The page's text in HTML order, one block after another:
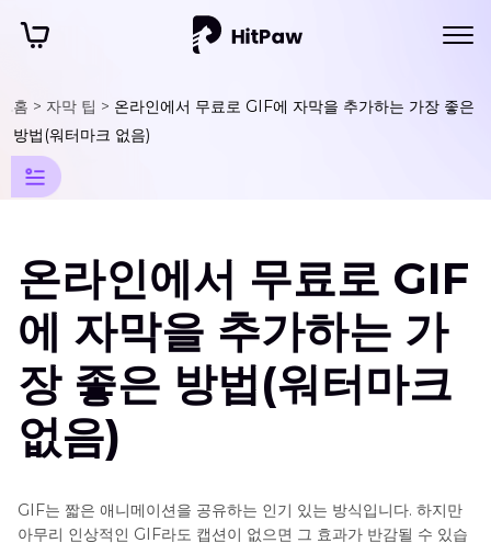
홈 > 자막 팁 > 온라인에서 무료로 GIF에 자막을 추가하는 가장 좋은
방법(워터마크 없음)
자
막
팁
자
가
온라인에서 무료로 GIF
에 자막을 추가하는 가
장 좋은 방법(워터마크
없음)
GIF는 짧은 애니메이션을 공유하는 인기 있는 방식입니다. 하지만
아무리 인상적인 GIF라도 캡션이 없으면 그 효과가 반감될 수 있습